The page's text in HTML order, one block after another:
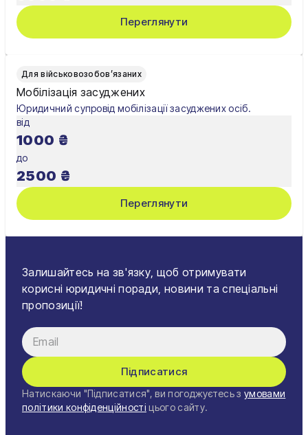
Житомир
Київ
Переглянути
Для військовозобов’язаних
Мобілізація засуджених
Юридичний супровід мобілізації засуджених осіб.
від
1000 ₴
до
2500 ₴
Переглянути
Залишайтесь на зв'язку, щоб отримувати
корисні юридичні поради, новини та спеціальні
пропозиції!
Підписатися
Натискаючи "Підписатися", ви погоджуєтесь з умовами
політики конфіденційності цього сайту.